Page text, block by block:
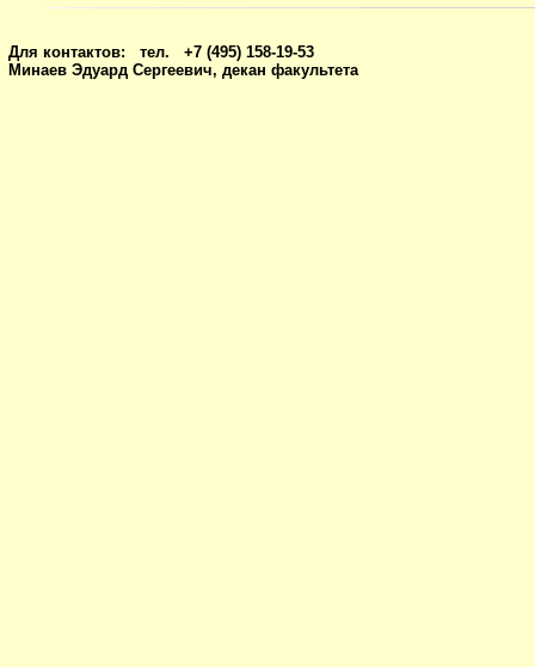
Для контактов: тел. +7 (495) 158-19-53
Минаев Эдуард Сергеевич, декан факультета